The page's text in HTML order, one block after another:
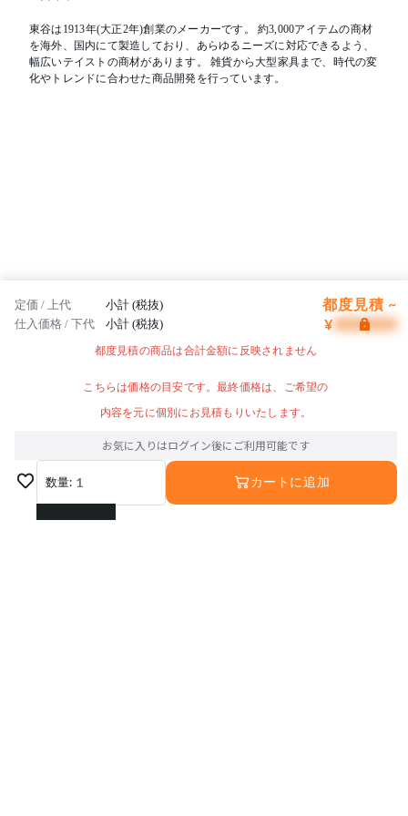
東谷は1913年(大正2年)創業のメーカーです。 約3,000アイテムの商材
を海外、国内にて製造しており、あらゆるニーズに対応できるよう、
幅広いテイストの商材があります。 雑貨から大型家具まで、時代の変
化やトレンドに合わせた商品開発を行っています。
定価 / 上代 小計 (税抜) 都度見積 ~
仕入価格 / 下代 小計 (税抜) ¥
都度見積の商品は合計金額に反映されません
こちらは価格の目安です。最終価格は、ご希望の
内容を元に個別にお見積もりいたします。
お気に入りはログイン後にご利用可能です
数量: 1
1
カートに追加